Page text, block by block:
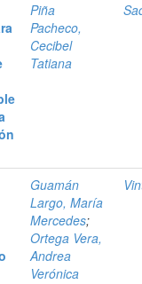
Piña
Pacheco,
Cecibel
Tatiana
Guamán
Largo, María
Mercedes;
Ortega Vera,
Andrea
Verónica